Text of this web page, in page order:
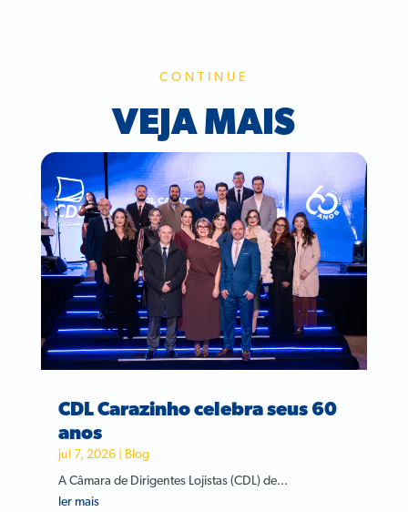
CONTINUE
VEJA MAIS
CDL Carazinho celebra seus 60
anos
jul 7, 2026| Blog
A Câmara de Dirigentes Lojistas (CDL) de...
ler mais